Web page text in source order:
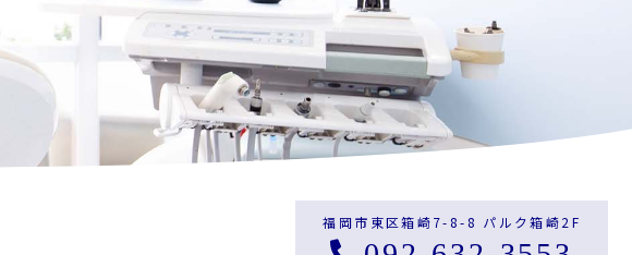
福岡市東区箱崎7-8-8 パルク箱崎2F